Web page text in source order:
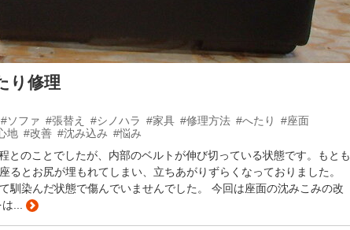
り修理
#ソファ #張替え #シノハラ #家具 #修理方法 #へたり
#座面
地 #改善 #沈み込み #悩み
とのことでしたが、内部のベルトが伸び切っている状態です。もとも
るとお尻が埋もれてしまい、立ちあがりずらくなっておりました。
馴染んだ状態で傷んでいませんでした。 今回は座面の沈みこみの改
...